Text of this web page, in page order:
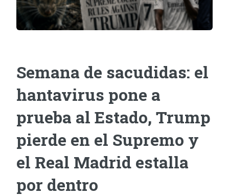
Semana de sacudidas: el
hantavirus pone a
prueba al Estado, Trump
pierde en el Supremo y
el Real Madrid estalla
por dentro